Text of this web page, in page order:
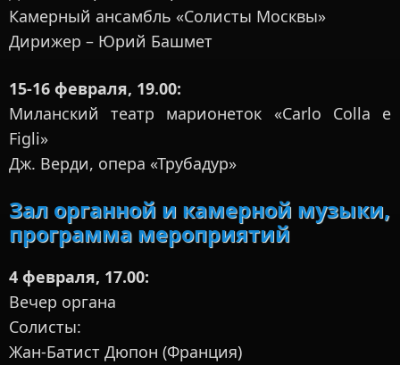
Камерный ансамбль «Солисты Москвы»
Дирижер – Юрий Башмет
15-16 февраля, 19.00:
Миланский театр марионеток «Carlo Colla e
Figli»
Дж. Верди, опера «Трубадур»
Зал органной и камерной музыки,
программа мероприятий
4 февраля, 17.00:
Вечер органа
Солисты:
Жан-Батист Дюпон (Франция)